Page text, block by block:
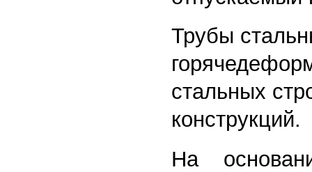
Трубы
стальных
конструкций.
На